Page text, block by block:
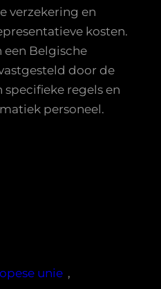
verzekering en
kosten.
een Belgische
door de
specifieke regels en
personeel.
unie ,